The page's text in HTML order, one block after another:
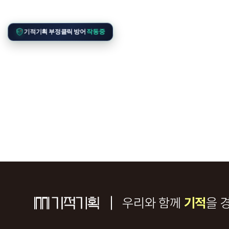
우리와 함께 기적을
기적기획 부정클릭 방어 작동중